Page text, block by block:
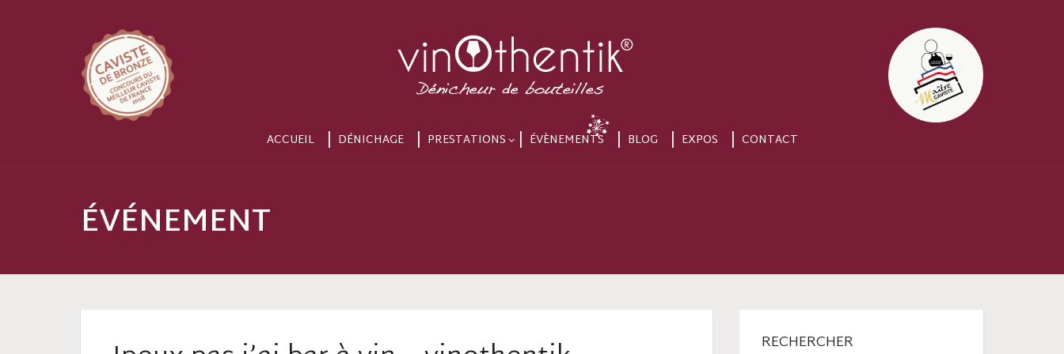
ACCUEIL DÉNICHAGE PRESTATIONS ÉVÈNEMENTS BLOG EXPOS CONTACT
ÉVÉNEMENT
RECHERCHER